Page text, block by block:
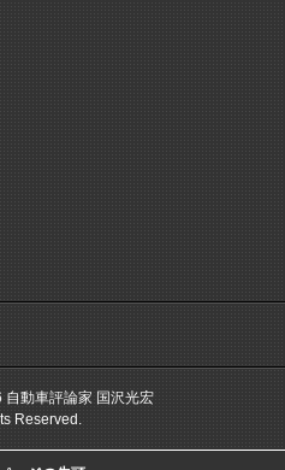
動車評論家 国沢光宏
Reserved.